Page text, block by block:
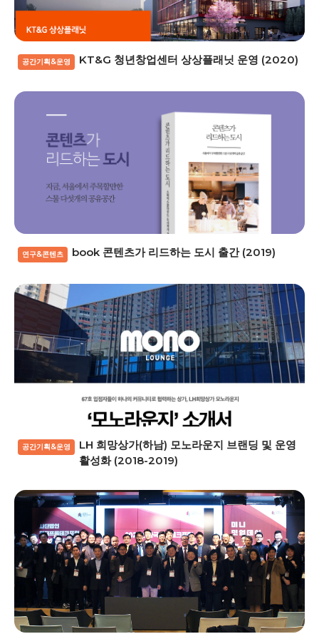
공간기획&운영 KT&G 청년창업센터 상상플래닛 운영 (2020)
연구&콘텐츠 book 콘텐츠가 리드하는 도시 출간 (2019)
공간기획&운영
LH 희망상가(하남) 모노라운지 브랜딩 및 운영
활성화 (2018-2019)